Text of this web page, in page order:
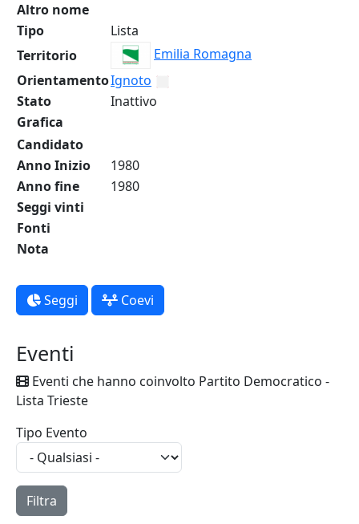
Altro nome
Tipo
Lista
Territorio
Emilia Romagna
OrientamentoIgnoto
Stato
Inattivo
Grafica
Candidato
Anno Inizio
1980
Anno fine
1980
Seggi vinti
Fonti
Nota
Seggi Coevi
Eventi
Eventi che hanno coinvolto Partito Democratico -
Lista Trieste
Tipo Evento